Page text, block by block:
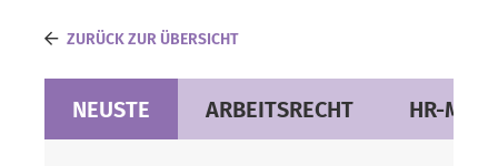
ZURÜCK ZUR ÜBERSICHT
NEUSTE ARBEITSRECHT HR-